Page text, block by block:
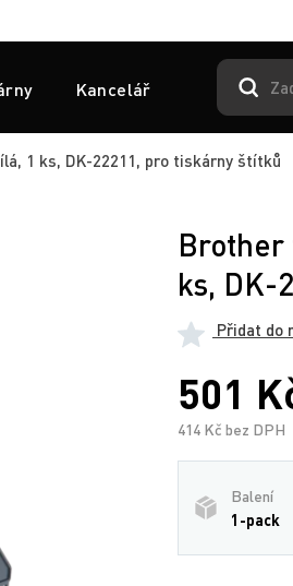
Kancelář
1 ks, DK-22211, pro tiskárny štítků
Brother
ks, DK-
Přidat do
501
414 Kč bez DPH
Balení
1-pack